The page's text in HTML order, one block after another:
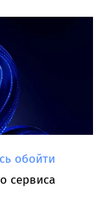
обойти
сервиса